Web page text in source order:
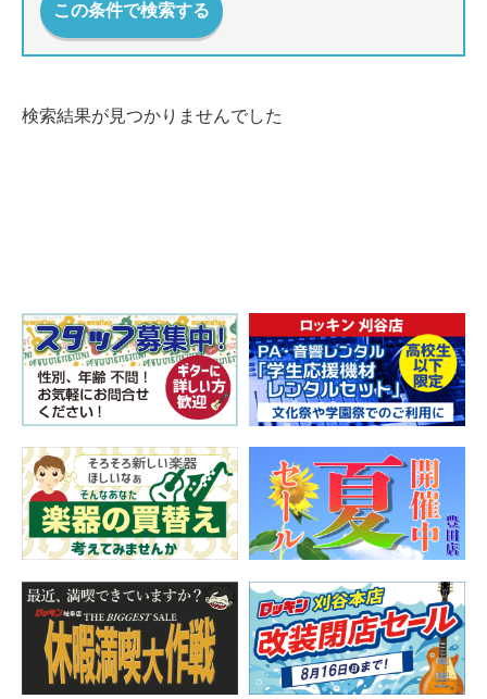
この条件で検索する
検索結果が見つかりませんでした